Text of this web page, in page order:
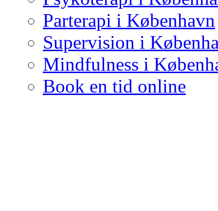
Parterapi i København
Supervision i
Mindfulness i
Book en tid online